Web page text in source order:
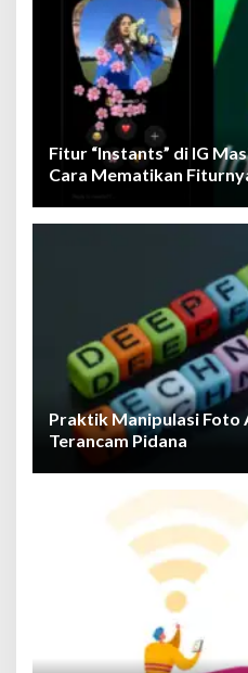
Fitur “Instants” di IG
Cara Mematikan
Praktik Manipulasi Foto
Terancam Pidana